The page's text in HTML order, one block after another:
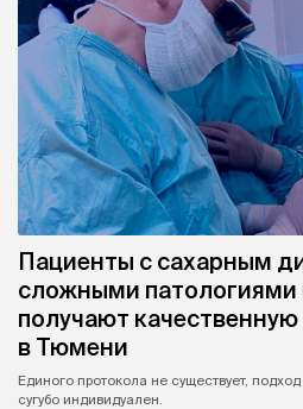
Пациенты с сахарным
сложными патологиями
получают
в Тюмени
Единого протокола не существует,
сугубо индивидуален.